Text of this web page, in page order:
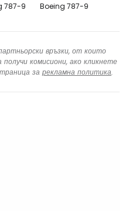
787-9
Boeing 787-9
връзки, от които
комисиони, ако кликнете
за рекламна политика.